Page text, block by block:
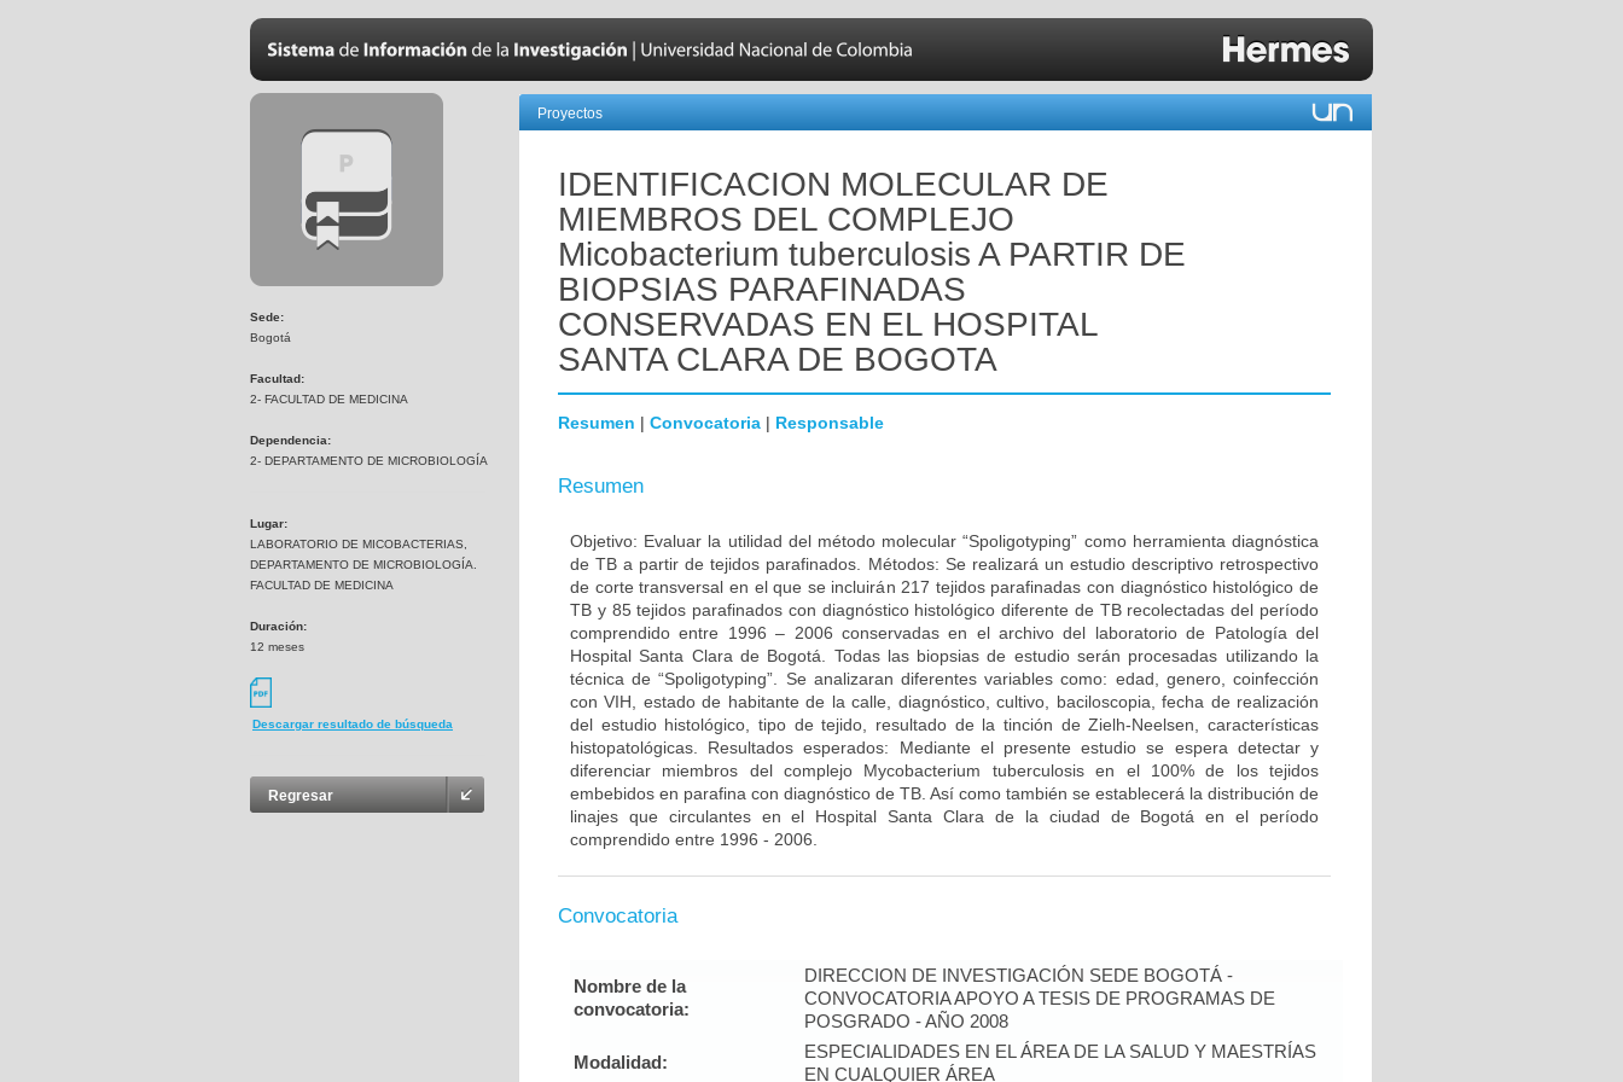
Sede:
Bogotá
Facultad:
2- FACULTAD DE MEDICINA
Dependencia:
2- DEPARTAMENTO DE MICROBIOLOGÍA
Lugar:
LABORATORIO DE MICOBACTERIAS,
DEPARTAMENTO DE MICROBIOLOGÍA.
FACULTAD DE MEDICINA
Duración:
12 meses
Descargar resultado de búsqueda
Regresar
Proyectos
IDENTIFICACION MOLECULAR DE
MIEMBROS DEL COMPLEJO
Micobacterium tuberculosis A PARTIR DE
BIOPSIAS PARAFINADAS
CONSERVADAS EN EL HOSPITAL
SANTA CLARA DE BOGOTA
Resumen | Convocatoria | Responsable
Resumen
Objetivo: Evaluar la utilidad del método molecular “Spoligotyping” como herramienta diagnóstica
de TB a partir de tejidos parafinados. Métodos: Se realizará un estudio descriptivo retrospectivo
de corte transversal en el que se incluirán 217 tejidos parafinadas con diagnóstico histológico de
TB y 85 tejidos parafinados con diagnóstico histológico diferente de TB recolectadas del período
comprendido entre 1996 – 2006 conservadas en el archivo del laboratorio de Patología del
Hospital Santa Clara de Bogotá. Todas las biopsias de estudio serán procesadas utilizando la
técnica de “Spoligotyping”. Se analizaran diferentes variables como: edad, genero, coinfección
con VIH, estado de habitante de la calle, diagnóstico, cultivo, baciloscopia, fecha de realización
del estudio histológico, tipo de tejido, resultado de la tinción de Zielh-Neelsen, características
histopatológicas. Resultados esperados: Mediante el presente estudio se espera detectar y
diferenciar miembros del complejo Mycobacterium tuberculosis en el 100% de los tejidos
embebidos en parafina con diagnóstico de TB. Así como también se establecerá la distribución de
linajes que circulantes en el Hospital Santa Clara de la ciudad de Bogotá en el período
comprendido entre 1996 - 2006.
Convocatoria
Nombre de la
convocatoria:
DIRECCION DE INVESTIGACIÓN SEDE BOGOTÁ -
CONVOCATORIA APOYO A TESIS DE PROGRAMAS DE
POSGRADO - AÑO 2008
Modalidad:
ESPECIALIDADES EN EL ÁREA DE LA SALUD Y MAESTRÍAS
EN CUALQUIER ÁREA